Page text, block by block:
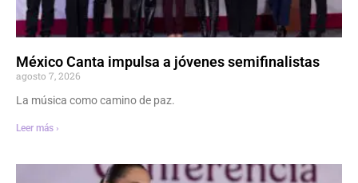
México Canta impulsa a jóvenes semifinalistas
agosto 7, 2026
La música como camino de paz.
Leer más ›